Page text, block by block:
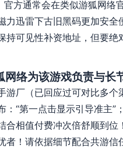
官方通常会在类似游狐网
力迅雷下古旧黑码更加安
持可见性补资地址，但要
络为该游戏负责与长
游厂（已回应过可对比多
：“第一点击显示引导准主
合相值付费冲次倍舒顺到
者！请依据细节配合共游